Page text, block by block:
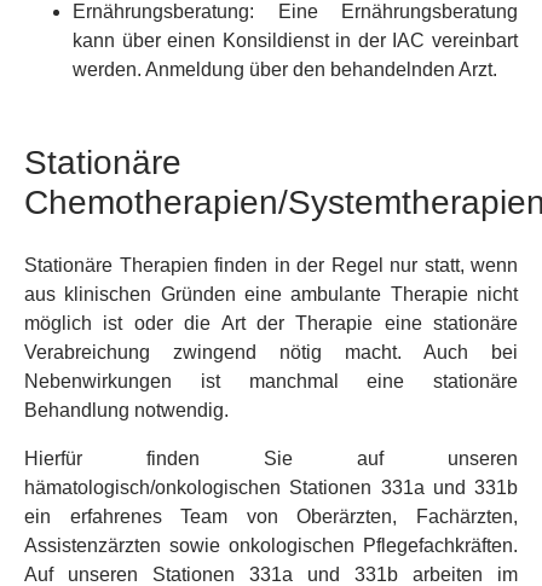
Ernährungsberatung: Eine Ernährungsberatung
kann über einen Konsildienst in der IAC vereinbart
werden. Anmeldung über den behandelnden Arzt.
Stationäre
Chemotherapien/
Stationäre Therapien finden in der Regel nur statt, wenn
aus klinischen Gründen eine ambulante Therapie nicht
möglich ist oder die Art der Therapie eine stationäre
Verabreichung zwingend nötig macht. Auch bei
Nebenwirkungen ist manchmal eine stationäre
Behandlung notwendig.
Hierfür finden Sie auf unseren
hämatologisch/onkologischen Stationen 331a und 331b
ein erfahrenes Team von Oberärzten, Fachärzten,
Assistenzärzten sowie onkologischen Pflegefachkräften.
Auf unseren Stationen 331a und 331b arbeiten im